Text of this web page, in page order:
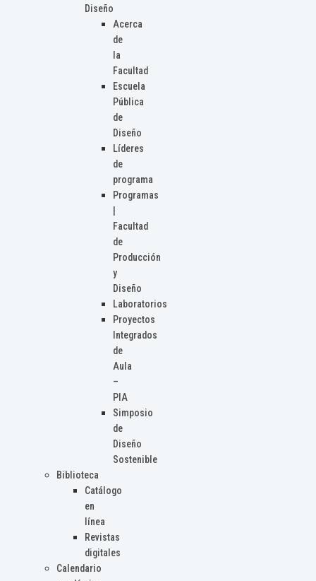
Diseño
Acerca
de
la
Facultad
Escuela
Pública
de
Diseño
Líderes
de
programa
Programas
Facultad
de
Producción
y
Diseño
Laboratorios
Proyectos
Integrados
de
Aula
–
PIA
Simposio
de
Diseño
Sostenible
Biblioteca
Catálogo
en
línea
Revistas
digitales
Calendario